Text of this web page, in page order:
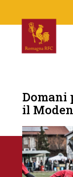
Domani
il